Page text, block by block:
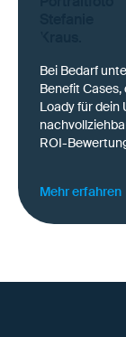
Bei Bedarf
Benefit
Loady für dein
ROI-
Mehr erfahren